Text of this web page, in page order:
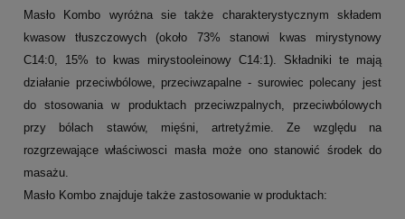
Masło Kombo wyróżna sie także charakterystycznym składem
kwasow tłuszczowych (około 73% stanowi kwas mirystynowy
C14:0, 15% to kwas mirystooleinowy C14:1). Składniki te mają
działanie przeciwbólowe, przeciwzapalne - surowiec polecany jest
do stosowania w produktach przeciwzpalnych, przeciwbólowych
przy bólach stawów, mięśni, artretyźmie. Ze względu na
rozgrzewające właściwosci masła może ono stanowić środek do
masażu.
Masło Kombo znajduje także zastosowanie w produktach: